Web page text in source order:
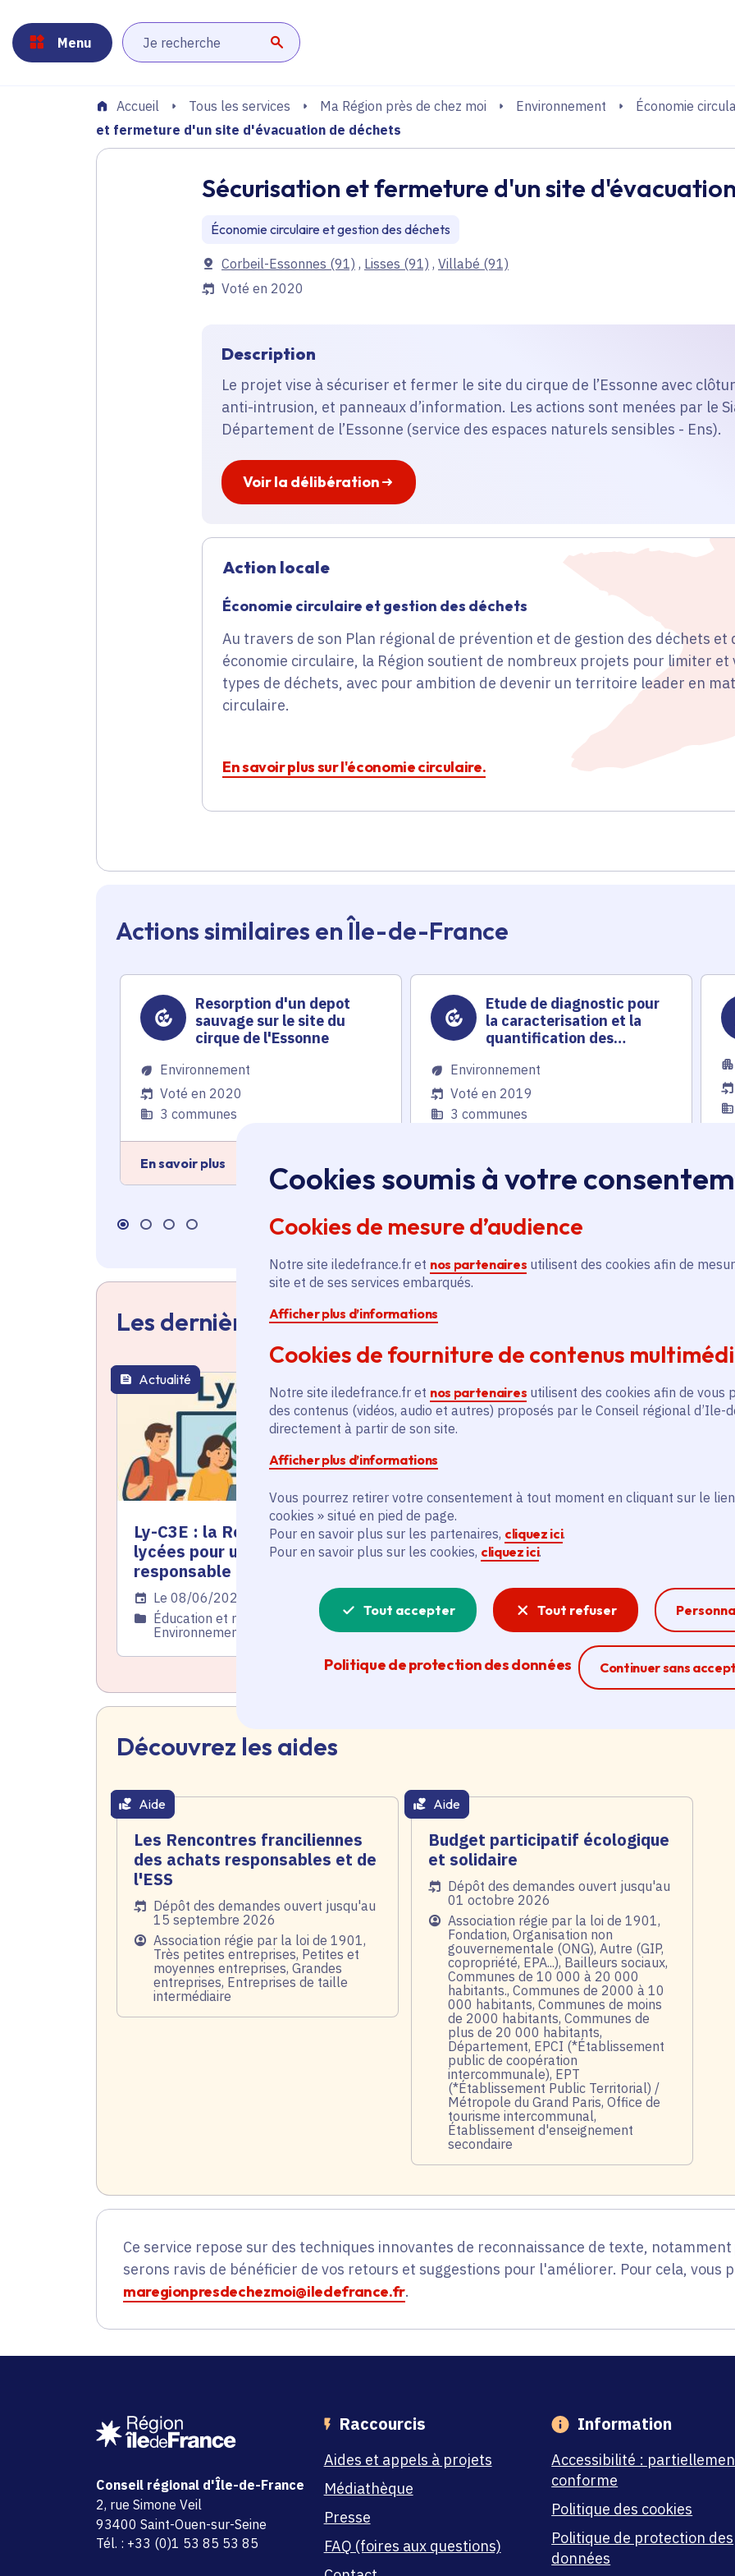
Cookies soumis à votre
Cookies de mesure d’audience
Notre site iledefrance.fr et nos partenaires utilisent des cookies afin de
site et de ses services embarqués.
Afficher plus d’informations
Cookies de fourniture de contenus
Notre site iledefrance.fr et nos partenaires utilisent des cookies afin de vous
des contenus (vidéos, audio et autres) proposés par le Conseil régional d’Ile-
directement à partir de son site.
Afficher plus d’informations
Vous pourrez retirer votre consentement à tout moment en cliquant sur le
cookies » situé en pied de page.
Pour en savoir plus sur les partenaires, cliquez ici.
Pour en savoir plus sur les cookies, cliquez ici.
Tout accepter Tout refuser
Politique de protection des données Continuer sans
Ferme la
Menu
Lancer la recherche
Accueil Tous les services Ma Région près de chez moi Environnement Économie
et fermeture d'un site d'évacuation de déchets
Sécurisation et fermeture d'un site
Économie circulaire et gestion des déchets
Communes
Corbeil-Essonnes (91) , Lisses (91) , Villabé (91)
Voté en 2020
Description
Le projet vise à sécuriser et fermer le site du cirque de l’Essonne avec
anti-intrusion, et panneaux d’information. Les actions sont menées par le
Département de l’Essonne (service des espaces naturels sensibles - Ens).
Voir la délibération
Action locale
Économie circulaire et gestion des déchets
Au travers de son Plan régional de prévention et de gestion des déchets et
économie circulaire, la Région soutient de nombreux projets pour limiter et
types de déchets, avec pour ambition de devenir un territoire leader en
circulaire.
En savoir plus sur l'économie circulaire.
Actions similaires en Île-de-France
Resorption d'un depot
sauvage sur le site du
cirque de l'Essonne
Environnement
Voté en 2020
3 communes
En savoir plus
Etude de diagnostic pour
la caracterisation et la
quantification des
Environnement
Voté en 2019
3 communes
En savoir plus
Les dernières actualités
thématique active
Actualité
Ly-C3E : la Région mobilise les
lycées pour un numérique
responsable
Date de l'arrêté
Le 08/06/2026
Catégorie
Éducation et recherche,
Environnement
thématique active
Déchets : triez avec précision
grâce à « Mon réflexe zéro
Date de l'arrêté
Le 05/05/2026
Catégorie
Environnement
Découvrez les aides
thématique active
Aide
Les Rencontres franciliennes
des achats responsables et de
l'ESS
Date de l'arrêté
Dépôt des demandes ouvert jusqu'au
15 septembre 2026
PublicAssociation régie par la loi de 1901,
Très petites entreprises, Petites et
moyennes entreprises, Grandes
entreprises, Entreprises de taille
intermédiaire
thématique active
Aide
Budget participatif écologique
et solidaire
Date de l'arrêté
Dépôt des demandes ouvert jusqu'au
01 octobre 2026
PublicAssociation régie par la loi de 1901,
Fondation, Organisation non
gouvernementale (ONG), Autre (GIP,
copropriété, EPA...), Bailleurs sociaux,
Communes de 10 000 à 20 000
habitants., Communes de 2000 à 10
000 habitants, Communes de moins
de 2000 habitants, Communes de
plus de 20 000 habitants,
Département, EPCI (*Établissement
public de coopération
intercommunale), EPT
(*Établissement Public Territorial) /
Métropole du Grand Paris, Office de
tourisme intercommunal,
Établissement d'enseignement
secondaire
Ce service repose sur des techniques innovantes de reconnaissance de texte,
serons ravis de bénéficier de vos retours et suggestions pour l'améliorer. Pour cela, vous
maregionpresdechezmoi@iledefrance.fr.
Conseil régional d'Île-de-France
adresse
2, rue Simone Veil
code postal et commune
93400 Saint-Ouen-sur-Seine
Tél. : +33 (0)1 53 85 53 85
Raccourcis
Aides et appels à projets
Médiathèque
Presse
FAQ (foires aux questions)
Information
Accessibilité :
conforme
Politique des cookies
Politique de protection des
données